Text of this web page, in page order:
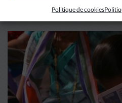
Politique de cookies